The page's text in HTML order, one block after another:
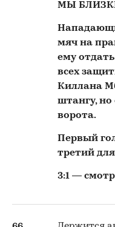
МЫ
мяч на
ему
всех
Киллана
штангу, но
ворота.
Первый
третий
3:1 —